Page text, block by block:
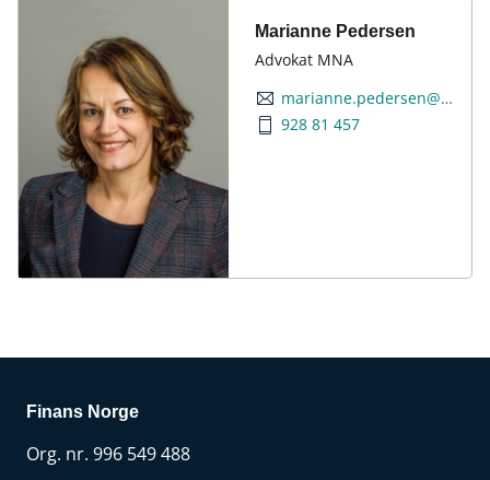
Marianne Pedersen
Advokat MNA
marianne.pedersen@finansnorge.no
928 81 457
Finans Norge
Org. nr. 996 549 488